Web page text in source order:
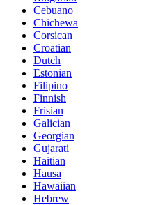
Cebuano
Chichewa
Corsican
Croatian
Dutch
Estonian
Filipino
Finnish
Frisian
Galician
Georgian
Gujarati
Haitian
Hausa
Hawaiian
Hebrew